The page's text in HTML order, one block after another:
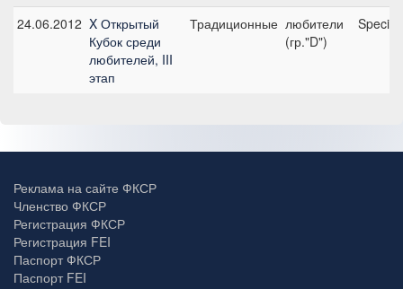
24.06.2012 X Открытый
Кубок среди
любителей, III
этап
Традиционные любители
(гр."D")
Реклама на сайте ФКСР
Членство ФКСР
Регистрация ФКСР
Регистрация FEI
Паспорт ФКСР
Паспорт FEI